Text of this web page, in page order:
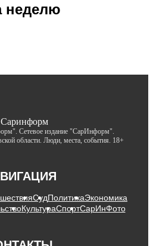
неделю
Сетевое издание "СарИнформ".
области. Люди, места, события. 18+
СудПолитикаЭкономика
КультураСпортСарИнФото